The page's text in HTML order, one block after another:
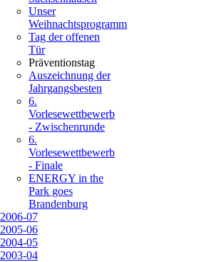
Unser
Weihnachtsprogramm
Tag der offenen
Tür
Präventionstag
Auszeichnung der
Jahrgangsbesten
6.
Vorlesewettbewerb
- Zwischenrunde
6.
Vorlesewettbewerb
- Finale
ENERGY in the
Park goes
Brandenburg
2006-07
2005-06
2004-05
2003-04